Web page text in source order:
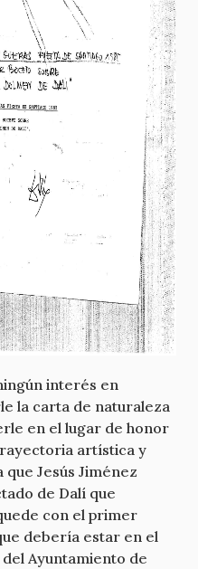
interés en
la carta de naturaleza
en el lugar de honor
artística y
Jesús Jiménez
de Dalí que
con el primer
debería estar en el
Ayuntamiento de